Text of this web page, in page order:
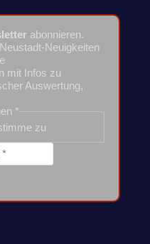
abonnieren.
Neuigkeiten
mit Infos zu
Auswertung,
*
zu